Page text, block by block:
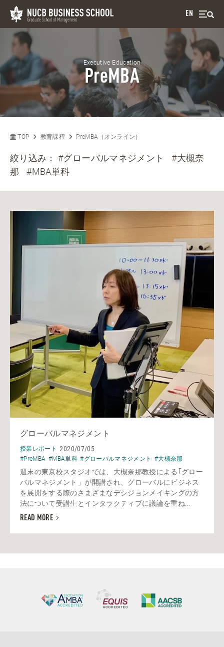
EN
Executive Education
PreMBA
TOP 教育課程 PreMBA（オンライン）
絞り込み：#グローバルマネジメント
#大槻奈
那
#MBA単科
グローバルマネジメント
授業レポート 2020/07/05
#PreMBA #MBA単科 #グローバルマネジメント #大槻奈那
週末の東京校スタジオでは、大槻奈那教授による｢グロー
バルマネジメント」が開講され、グローバルにビジネス
を展開をする際のさまざまなデシジョンメイキングの方
法について受講生とインタラクティブに議論を重ね...
READ MORE